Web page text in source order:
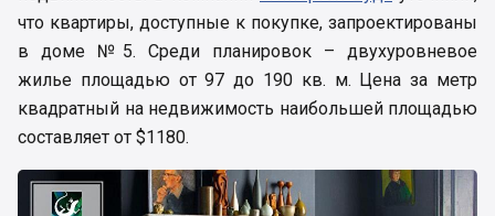
что квартиры, доступные к покупке, запроектированы
в доме №5. Среди планировок – двухуровневое
жилье площадью от 97 до 190 кв. м. Цена за метр
квадратный на недвижимость наибольшей площадью
составляет от $1180.